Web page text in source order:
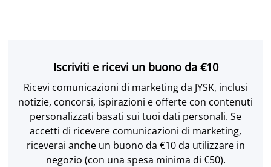
Iscriviti e ricevi un buono da €10
Ricevi comunicazioni di marketing da JYSK, inclusi
notizie, concorsi, ispirazioni e offerte con contenuti
personalizzati basati sui tuoi dati personali. Se
accetti di ricevere comunicazioni di marketing,
riceverai anche un buono da €10 da utilizzare in
negozio (con una spesa minima di €50).